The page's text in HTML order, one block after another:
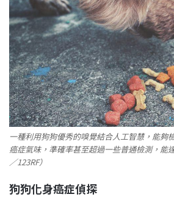
一種利用狗狗優秀的嗅覺結合人工智慧，能夠
癌症氣味，準確率甚至超過一些普通檢測，能
／123RF）
狗狗化身癌症偵探